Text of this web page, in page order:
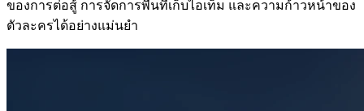
ของการต่อสู้ การจัดการพื้นที่เก็บไอเท็ม และความก้าวหน้าของ
ตัวละครได้อย่างแม่นยำ